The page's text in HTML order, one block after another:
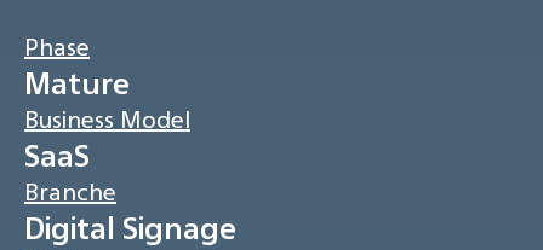
Phase
Mature
Business Model
SaaS
Branche
Digital Signage